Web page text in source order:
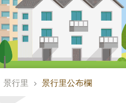
景行里 景行里公布欄